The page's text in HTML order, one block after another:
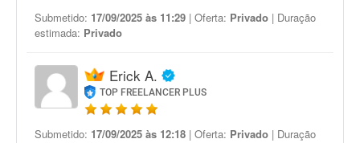
Submetido: 17/09/2025 às 11:29 | Oferta: Privado | Duração
estimada: Privado
Erick A.
TOP FREELANCER PLUS
Submetido: 17/09/2025 às 12:18 | Oferta: Privado | Duração